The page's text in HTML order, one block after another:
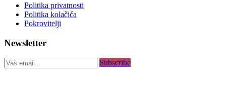
Politika privatnosti
Politika kolačića
Pokrovitelji
Newsletter
Subscribe